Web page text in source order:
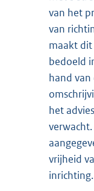
van het
van
maakt dit
bedoeld
hand
het
vrijheid
inrichting.